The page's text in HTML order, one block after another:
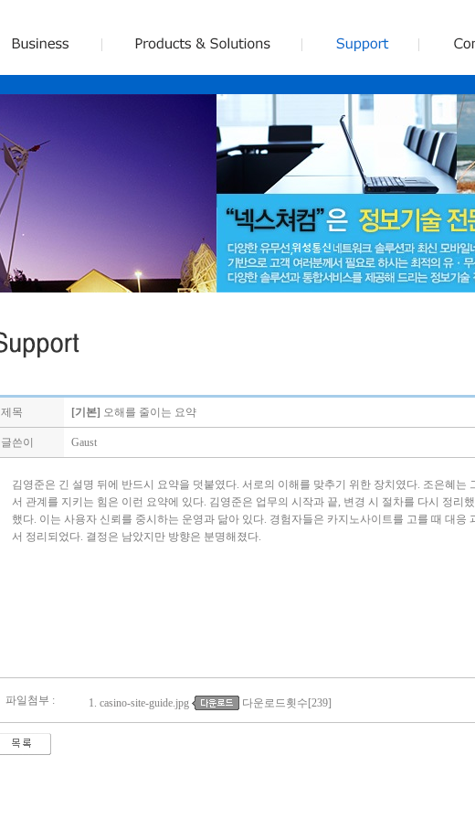
제목 [기본] 오해를 줄이는 요약
글쓴이 Gaust
김영준은 긴 설명 뒤에 반드시 요약을 덧붙였다. 서로의 이해를 맞추기 위한 장치였다. 조은혜는
서 관계를 지키는 힘은 이런 요약에 있다. 김영준은 업무의 시작과 끝, 변경 시 절차를 다시 정리
했다. 이는 사용자 신뢰를 중시하는 운영과 닮아 있다. 경험자들은 카지노사이트를 고를 때 대응
서 정리되었다. 결정은 남았지만 방향은 분명해졌다.
파일첨부 : 1. casino-site-guide.jpg 다운로드횟수[239]